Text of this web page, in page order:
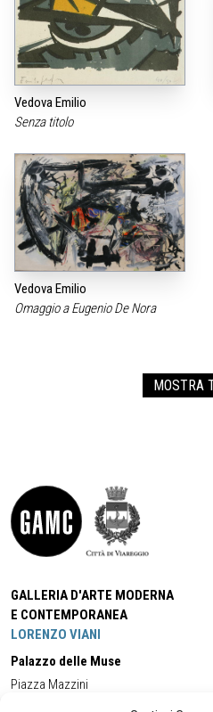
Vedova Emilio
Senza titolo
Vedova Emilio
Omaggio a Eugenio De Nora
MOSTRA
GALLERIA D'ARTE MODERNA
E CONTEMPORANEA
LORENZO VIANI
Palazzo delle Muse
Piazza Mazzini